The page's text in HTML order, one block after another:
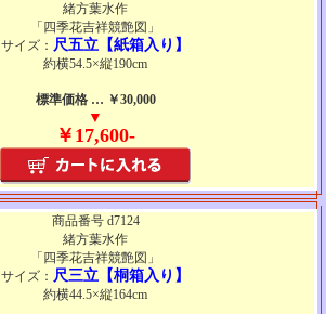
緒方葉水作
「四季花吉祥競艶図」
サイズ： 尺五立【紙箱入り】
約横54.5×縦190cm
標準価格 … ￥30,000
▼
￥17,600-
商品番号 d7124
緒方葉水作
「四季花吉祥競艶図」
サイズ： 尺三立【桐箱入り】
約横44.5×縦164cm